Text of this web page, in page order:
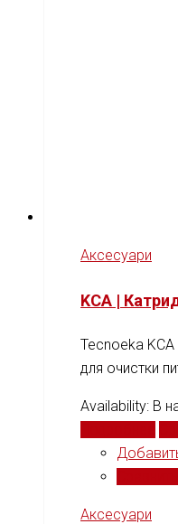
Аксесуари
KCA |
Tecnoeka
для очистки
Availability: В
Аксесуари